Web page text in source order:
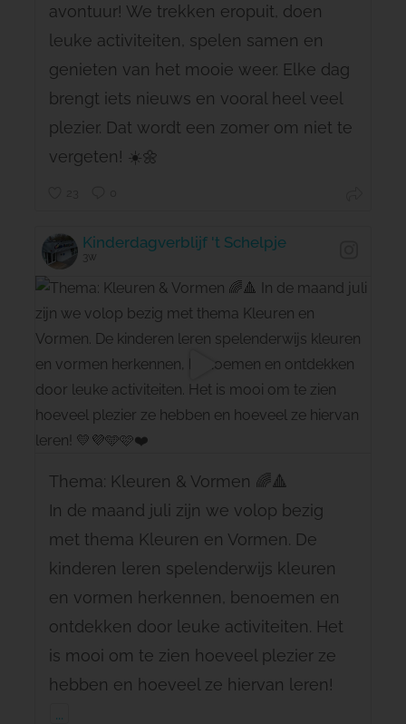
avontuur! We trekken eropuit, doen
leuke activiteiten, spelen samen en
genieten van het mooie weer. Elke dag
brengt iets nieuws en vooral heel veel
plezier. Dat wordt een zomer om niet te
vergeten! ☀️🌼
Kinderdagverblijf 't Schelpje
3w
Thema: Kleuren & Vormen 🌈🔺
In de maand juli zijn we volop bezig
met thema Kleuren en Vormen. De
kinderen leren spelenderwijs kleuren
en vormen herkennen, benoemen en
ontdekken door leuke activiteiten. Het
is mooi om te zien hoeveel plezier ze
hebben en hoeveel ze hiervan leren!
...